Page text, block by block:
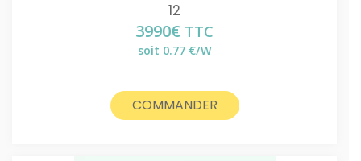
12
3990€ TTC
soit 0.77 €/W
COMMANDER